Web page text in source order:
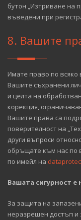
бутон „Изтриване на
въведени при
8. Вашите
Имате право по
Вашите съхранени
и целта на
корекция,
Вашите права са
поверителност на
други въпроси
обръщате към нас по
по имейл на
Вашата сигурност е
За защита на
неразрешен достъп и